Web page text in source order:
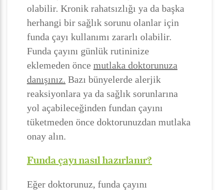
olabilir. Kronik rahatsızlığı ya da başka
herhangi bir sağlık sorunu olanlar için
funda çayı kullanımı zararlı olabilir.
Funda çayını günlük rutininize
eklemeden önce mutlaka doktorunuza
danışınız. Bazı bünyelerde alerjik
reaksiyonlara ya da sağlık sorunlarına
yol açabileceğinden fundan çayını
tüketmeden önce doktorunuzdan mutlaka
onay alın.
Funda çayı nasıl hazırlanır?
Eğer doktorunuz, funda çayını